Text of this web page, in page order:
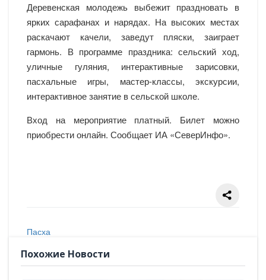
Деревенская молодежь выбежит праздновать в
ярких сарафанах и нарядах. На высоких местах
раскачают качели, заведут пляски, заиграет
гармонь. В программе праздника: сельский ход,
уличные гуляния, интерактивные зарисовки,
пасхальные игры, мастер-классы, экскурсии,
интерактивное занятие в сельской школе.
Вход на мероприятие платный. Билет можно
приобрести онлайн. Сообщает ИА «СеверИнфо».
Пасха
Похожие Новости